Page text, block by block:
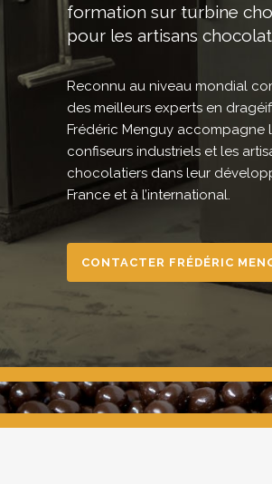
formation sur turbine
pour les artisans
Reconnu au niveau mondial
des meilleurs experts en
Frédéric Menguy accompagne
confiseurs industriels et les
chocolatiers dans leur
France et à l’international.
CONTACTER FRÉDÉRIC